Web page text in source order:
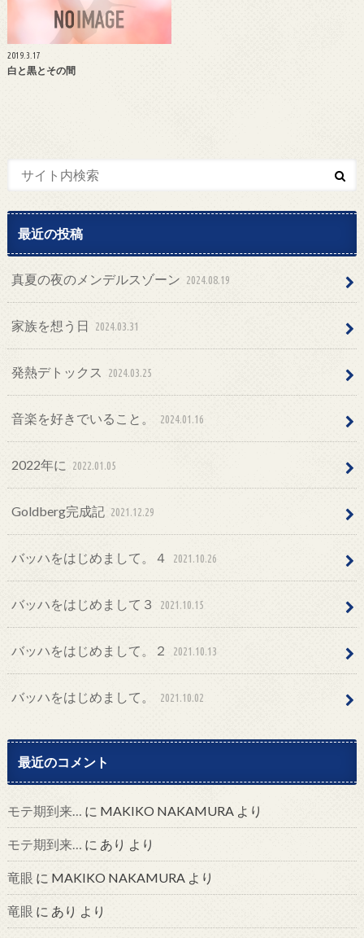
2019.3.17
白と黒とその間
最近の投稿
真夏の夜のメンデルスゾーン 2024.08.19
家族を想う日 2024.03.31
発熱デトックス 2024.03.25
音楽を好きでいること。 2024.01.16
2022年に 2022.01.05
Goldberg完成記 2021.12.29
バッハをはじめまして。４ 2021.10.26
バッハをはじめまして３ 2021.10.15
バッハをはじめまして。２ 2021.10.13
バッハをはじめまして。 2021.10.02
最近のコメント
モテ期到来… に MAKIKO NAKAMURAより
モテ期到来… に あり より
竜眼 に MAKIKO NAKAMURAより
竜眼 に あり より